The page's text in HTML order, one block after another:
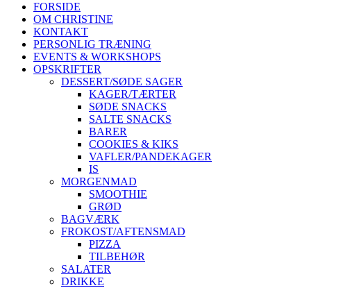
FORSIDE
OM CHRISTINE
KONTAKT
PERSONLIG TRÆNING
EVENTS & WORKSHOPS
OPSKRIFTER
DESSERT/SØDE SAGER
KAGER/TÆRTER
SØDE SNACKS
SALTE SNACKS
BARER
COOKIES & KIKS
VAFLER/PANDEKAGER
IS
MORGENMAD
SMOOTHIE
GRØD
BAGVÆRK
FROKOST/AFTENSMAD
PIZZA
TILBEHØR
SALATER
DRIKKE